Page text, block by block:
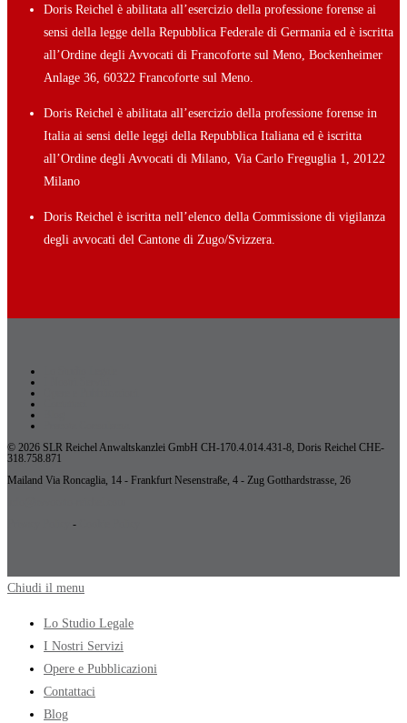
Doris Reichel è abilitata all’esercizio della professione forense ai
sensi della legge della Repubblica Federale di Germania ed è iscritta
all’Ordine degli Avvocati di Francoforte sul Meno, Bockenheimer
Anlage 36, 60322 Francoforte sul Meno.
Doris Reichel è abilitata all’esercizio della professione forense in
Italia ai sensi delle leggi della Repubblica Italiana ed è iscritta
all’Ordine degli Avvocati di Milano, Via Carlo Freguglia 1, 20122
Milano
Doris Reichel è iscritta nell’elenco della Commissione di vigilanza
degli avvocati del Cantone di Zugo/Svizzera.
© 2026 SLR Reichel Anwaltskanzlei GmbH CH-170.4.014.431-8, Doris Reichel CHE-
318.758.871
Mailand Via Roncaglia, 14 - Frankfurt Nesenstraße, 4 - Zug Gotthardstrasse, 26
-
Chiudi il menu
Lo Studio Legale
I Nostri Servizi
Opere e Pubblicazioni
Contattaci
Blog